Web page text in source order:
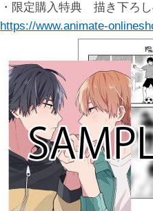
・限定購入特典 描き下ろ
https://www.animate-